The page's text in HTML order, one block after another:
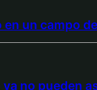
un campo
no pueden